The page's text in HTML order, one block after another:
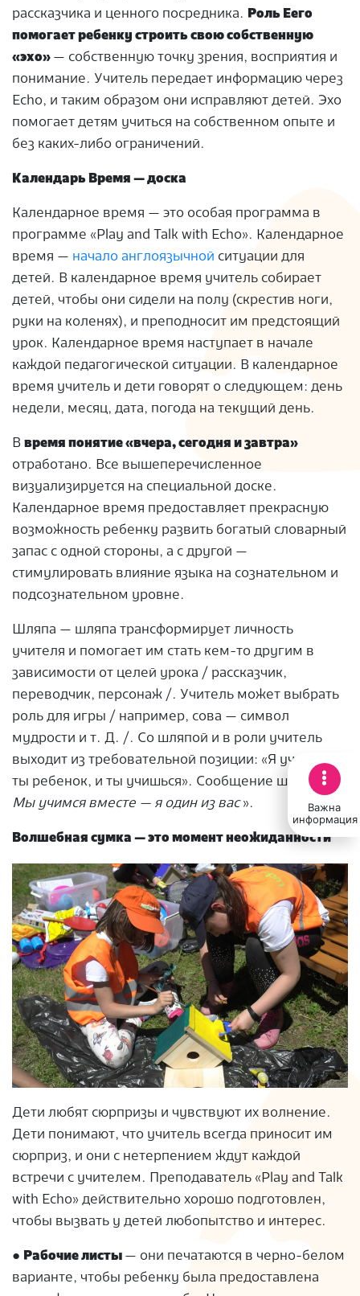
Важна
информация
рассказчика и ценного посредника. Роль Еего
помогает ребенку строить свою собственную
«эхо» — собственную точку зрения, восприятия и
понимание. Учитель передает информацию через
Еchо, и таким образом они исправляют детей. Эхо
помогает детям учиться на собственном опыте и
без каких-либо ограничений.
Календарь Время — доска
Календарное время — это особая программа в
программе «Play and Talk with Echo». Календарное
время — начало англоязычной ситуации для
детей. В календарное время учитель собирает
детей, чтобы они сидели на полу (скрестив ноги,
руки на коленях), и преподносит им предстоящий
урок. Календарное время наступает в начале
каждой педагогической ситуации. В календарное
время учитель и дети говорят о следующем: день
недели, месяц, дата, погода на текущий день.
В время понятие «вчера, сегодня и завтра»
отработано. Все вышеперечисленное
визуализируется на специальной доске.
Календарное время предоставляет прекрасную
возможность ребенку развить богатый словарный
запас с одной стороны, а с другой —
стимулировать влияние языка на сознательном и
подсознательном уровне.
Шляпа — шляпа трансформирует личность
учителя и помогает им стать кем-то другим в
зависимости от целей урока / рассказчик,
переводчик, персонаж /. Учитель может выбрать
роль для игры / например, сова — символ
мудрости и т. Д. /. Со шляпой и в роли учитель
выходит из требовательной позиции: «Я учитель, а
ты ребенок, и ты учишься». Сообщение шляпы: «
Мы учимся вместе — я один из вас».
Волшебная сумка — это момент неожиданности
Дети любят сюрпризы и чувствуют их волнение.
Дети понимают, что учитель всегда приносит им
сюрприз, и они с нетерпением ждут каждой
встречи с учителем. Преподаватель «Play and Talk
with Echo» действительно хорошо подготовлен,
чтобы вызвать у детей любопытство и интерес.
● Рабочие листы — они печатаются в черно-белом
варианте, чтобы ребенку была предоставлена